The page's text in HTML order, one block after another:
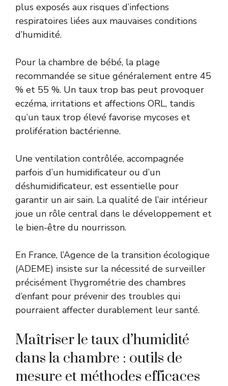
plus exposés aux risques d’infections
respiratoires liées aux mauvaises conditions
d’humidité.
Pour la chambre de bébé, la plage
recommandée se situe généralement entre 45
% et 55 %. Un taux trop bas peut provoquer
eczéma, irritations et affections ORL, tandis
qu’un taux trop élevé favorise mycoses et
prolifération bactérienne.
Une ventilation contrôlée, accompagnée
parfois d’un humidificateur ou d’un
déshumidificateur, est essentielle pour
garantir un air sain. La qualité de l’air intérieur
joue un rôle central dans le développement et
le bien-être du nourrisson.
En France, l’Agence de la transition écologique
(ADEME) insiste sur la nécessité de surveiller
précisément l’hygrométrie des chambres
d’enfant pour prévenir des troubles qui
pourraient affecter durablement leur santé.
Maîtriser le taux d’humidité
dans la chambre : outils de
mesure et méthodes efficaces